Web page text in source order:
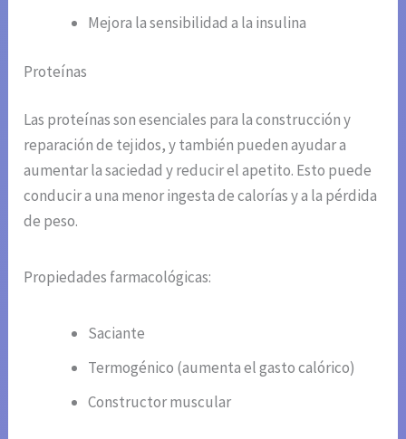
Mejora la sensibilidad a la insulina
Proteínas
Las proteínas son esenciales para la construcción y
reparación de tejidos, y también pueden ayudar a
aumentar la saciedad y reducir el apetito. Esto puede
conducir a una menor ingesta de calorías y a la pérdida
de peso.
Propiedades farmacológicas:
Saciante
Termogénico (aumenta el gasto calórico)
Constructor muscular